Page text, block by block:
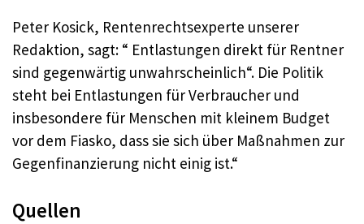
Peter Kosick, Rentenrechtsexperte unserer
Redaktion, sagt: “ Entlastungen direkt für Rentner
sind gegenwärtig unwahrscheinlich“. Die Politik
steht bei Entlastungen für Verbraucher und
insbesondere für Menschen mit kleinem Budget
vor dem Fiasko, dass sie sich über Maßnahmen zur
Gegenfinanzierung nicht einig ist.“
Quellen